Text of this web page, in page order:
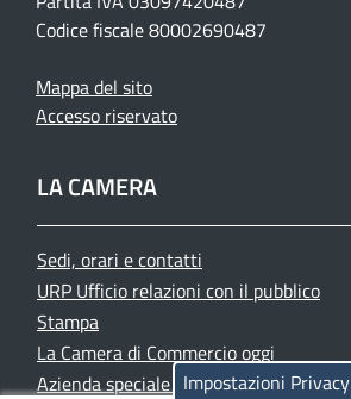
Codice fiscale 80002690487
Mappa del sito
Accesso riservato
LA CAMERA
Sedi, orari e contatti
URP Ufficio relazioni con il pubblico
Stampa
La Camera di Commercio oggi
Azienda speciale PromoFirenze
Impostazioni Privacy